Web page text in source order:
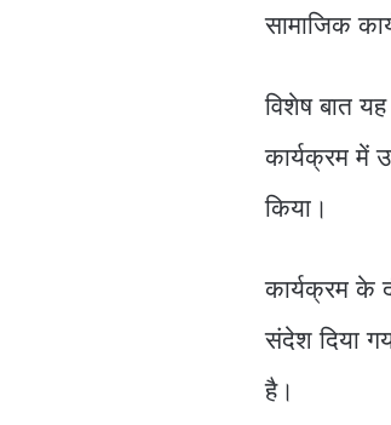
सामाजिक
विशेष बात
कार्यक्रम में
किया।
कार्यक्रम के
संदेश दिया
है।